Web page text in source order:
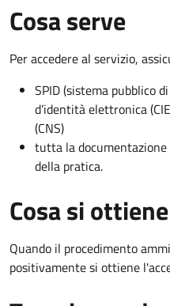
Cosa serve
Per accedere al servizio,
SPID (sistema pubblico
d’identità elettronica
(CNS)
tutta la
della pratica.
Cosa si ottiene
Quando il procedimento
positivamente si ottiene